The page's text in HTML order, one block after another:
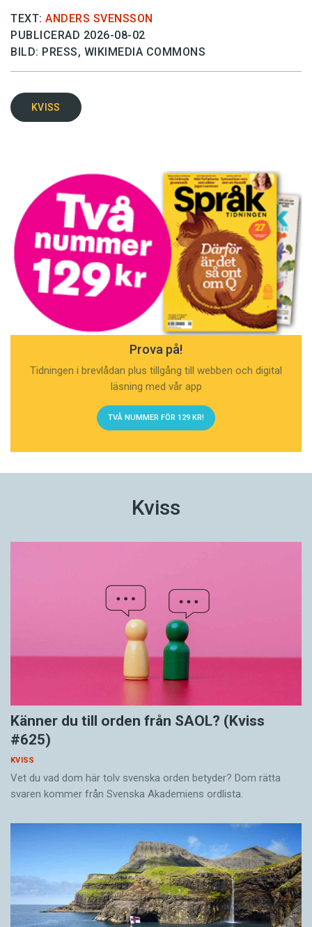
TEXT: ANDERS SVENSSON
PUBLICERAD 2026-08-02
BILD: PRESS, WIKIMEDIA COMMONS
KVISS
Prova på!
Tidningen i brevlådan plus tillgång till webben och digital
läsning med vår app
TVÅ NUMMER FÖR 129 KR!
Kviss
Känner du till orden från SAOL? (Kviss
#625)
KVISS
Vet du vad dom här tolv svenska orden betyder? Dom rätta
svaren kommer från Svenska Akademiens ordlista.